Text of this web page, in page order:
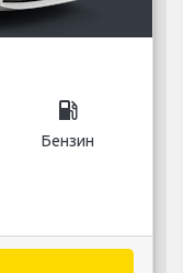
local_gas_station
Бензин